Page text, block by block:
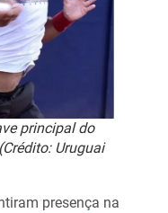
principal do
Uruguai
presença na